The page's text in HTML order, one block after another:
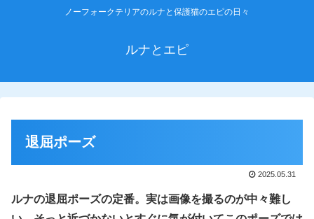
ノーフォークテリアのルナと保護猫のエピの日々
ルナとエピ
退屈ポーズ
2025.05.31
ルナの退屈ポーズの定番。実は画像を撮るのが中々難し